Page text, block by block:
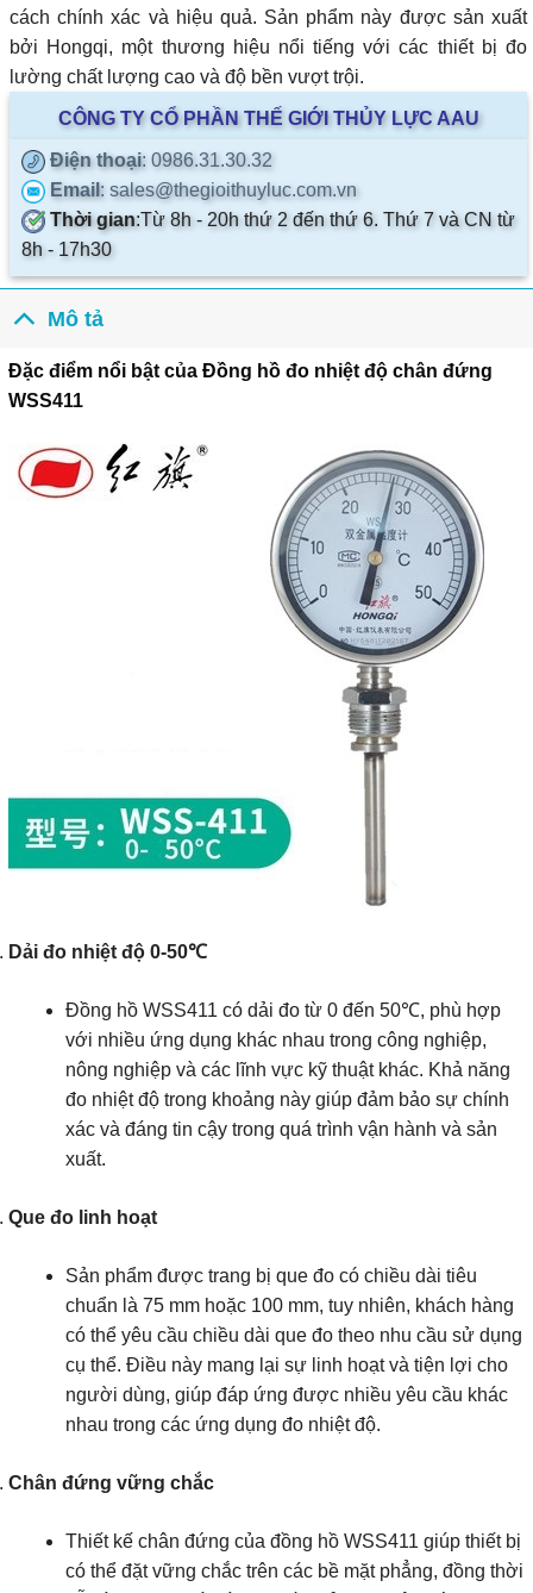
cách chính xác và hiệu quả. Sản phẩm này được sản xuất
bởi Hongqi, một thương hiệu nổi tiếng với các thiết bị đo
lường chất lượng cao và độ bền vượt trội.
CÔNG TY CỔ PHẦN THẾ GIỚI THỦY LỰC AAU
Điện thoại: 0986.31.30.32
Email: sales@thegioithuyluc.com.vn
Thời gian:Từ 8h - 20h thứ 2 đến thứ 6. Thứ 7 và CN từ
8h - 17h30
Mô tả
Đặc điểm nổi bật của Đồng hồ đo nhiệt độ chân đứng
WSS411
Dải đo nhiệt độ 0-50℃
Đồng hồ WSS411 có dải đo từ 0 đến 50℃, phù hợp
với nhiều ứng dụng khác nhau trong công nghiệp,
nông nghiệp và các lĩnh vực kỹ thuật khác. Khả năng
đo nhiệt độ trong khoảng này giúp đảm bảo sự chính
xác và đáng tin cậy trong quá trình vận hành và sản
xuất.
Que đo linh hoạt
Sản phẩm được trang bị que đo có chiều dài tiêu
chuẩn là 75 mm hoặc 100 mm, tuy nhiên, khách hàng
có thể yêu cầu chiều dài que đo theo nhu cầu sử dụng
cụ thể. Điều này mang lại sự linh hoạt và tiện lợi cho
người dùng, giúp đáp ứng được nhiều yêu cầu khác
nhau trong các ứng dụng đo nhiệt độ.
Chân đứng vững chắc
Thiết kế chân đứng của đồng hồ WSS411 giúp thiết bị
có thể đặt vững chắc trên các bề mặt phẳng, đồng thời